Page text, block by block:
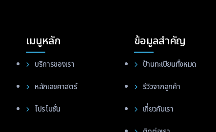
เมนูหลัก
บริการของเรา
หลักเลขศาสตร์
โปรโมชั่น
ข้อมูลสำคัญ
ป้านทะเบียนทั้งหมด
รีวิวจากลูกค้า
เกี่ยวกับเรา